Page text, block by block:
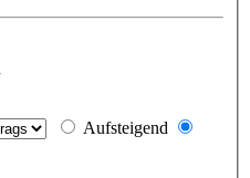
Aufsteigend